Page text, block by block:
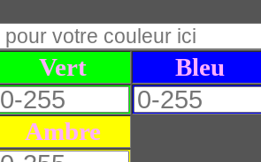
Vert Bleu
Ambre